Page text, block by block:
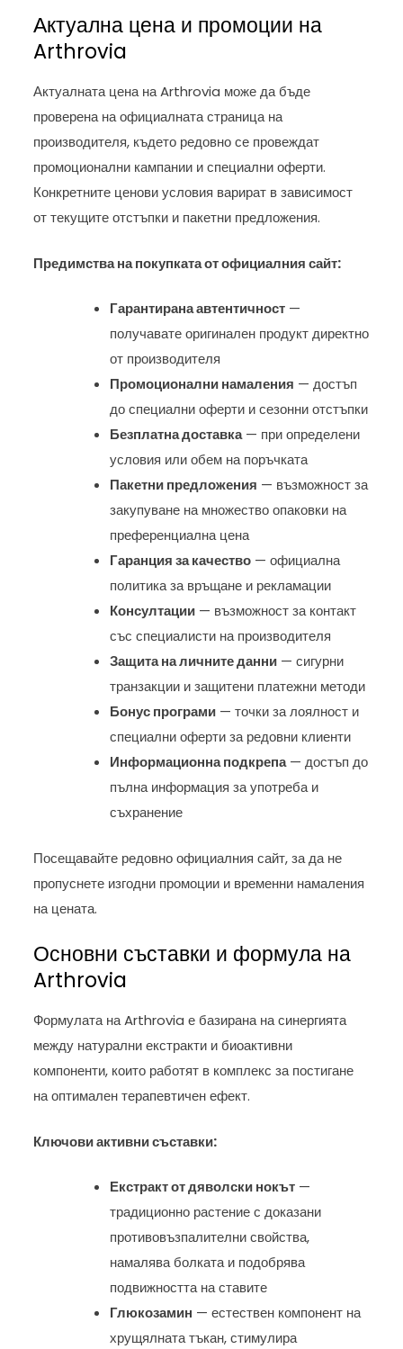
Актуална цена и промоции на
Arthrovia
Актуалната цена на Arthrovia може да бъде
проверена на официалната страница на
производителя, където редовно се провеждат
промоционални кампании и специални оферти.
Конкретните ценови условия варират в зависимост
от текущите отстъпки и пакетни предложения.
Предимства на покупката от официалния сайт:
Гарантирана автентичност —
получавате оригинален продукт директно
от производителя
Промоционални намаления — достъп
до специални оферти и сезонни отстъпки
Безплатна доставка— при определени
условия или обем на поръчката
Пакетни предложения — възможност за
закупуване на множество опаковки на
преференциална цена
Гаранция за качество — официална
политика за връщане и рекламации
Консултации — възможност за контакт
със специалисти на производителя
Защита на личните данни — сигурни
транзакции и защитени платежни методи
Бонус програми — точки за лоялност и
специални оферти за редовни клиенти
Информационна подкрепа— достъп до
пълна информация за употреба и
съхранение
Посещавайте редовно официалния сайт, за да не
пропуснете изгодни промоции и временни намаления
на цената.
Основни съставки и формула на
Arthrovia
Формулата на Arthrovia е базирана на синергията
между натурални екстракти и биоактивни
компоненти, които работят в комплекс за постигане
на оптимален терапевтичен ефект.
Ключови активни съставки:
Екстракт от дяволски нокът —
традиционно растение с доказани
противовъзпалителни свойства,
намалява болката и подобрява
подвижността на ставите
Глюкозамин — естествен компонент на
хрущялната тъкан, стимулира